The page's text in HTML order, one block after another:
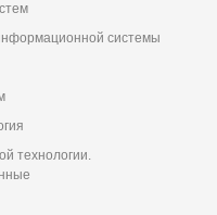
системы
технологии.